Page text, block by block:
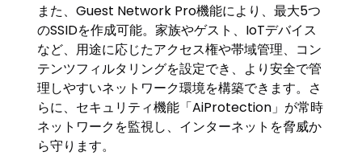
また、Guest Network Pro機能により、最大5つ
のSSIDを作成可能。家族やゲスト、IoTデバイス
など、用途に応じたアクセス権や帯域管理、コン
テンツフィルタリングを設定でき、より安全で管
理しやすいネットワーク環境を構築できます。さ
らに、セキュリティ機能「AiProtection」が常時
ネットワークを監視し、インターネットを脅威か
ら守ります。